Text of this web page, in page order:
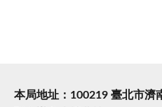
本局地址：100219 臺北市濟